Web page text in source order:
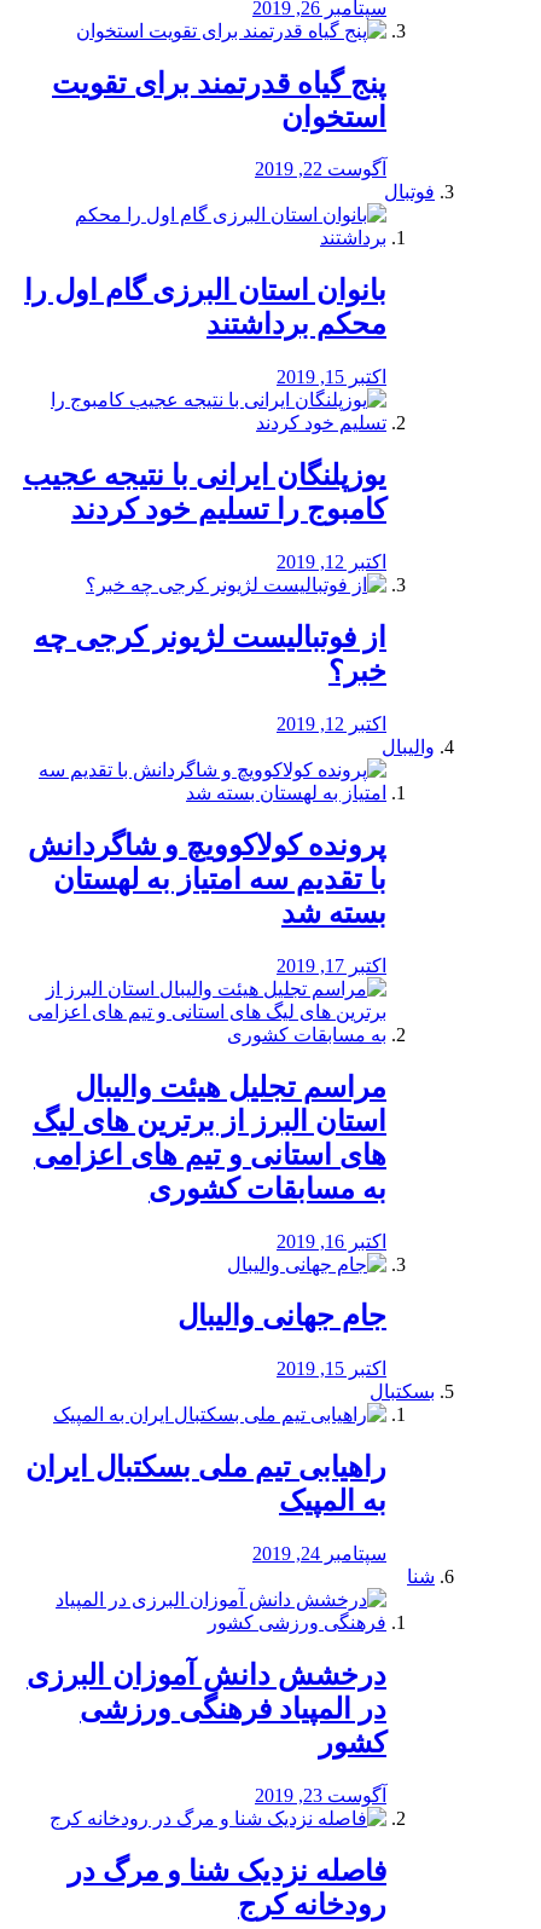
سپتامبر 26, 2019
پنج گیاه قدرتمند برای تقویت
استخوان
آگوست 22, 2019
فوتبال
بانوان استان البرزی گام اول را
محكم برداشتند
اکتبر 15, 2019
یوزپلنگان ایرانی با نتیجه عجیب
کامبوج را تسلیم خود کردند
اکتبر 12, 2019
از فوتبالیست لژیونر کرجی چه
خبر؟
اکتبر 12, 2019
والیبال
پرونده کولاکوویچ و شاگردانش
با تقدیم سه امتیاز به لهستان
بسته شد
اکتبر 17, 2019
مراسم تجلیل هیئت والیبال
استان البرز از برترین های لیگ
های استانی و تیم های اعزامی
به مسابقات کشوری
اکتبر 16, 2019
جام جهانی والیبال
اکتبر 15, 2019
بسکتبال
راهیابی تیم ملی بسکتبال ایران
به المپیک
سپتامبر 24, 2019
شنا
درخشش دانش آموزان البرزی
در المپیاد فرهنگی ورزشی
کشور
آگوست 23, 2019
️فاصله نزدیک شنا و مرگ در
رودخانه کرج